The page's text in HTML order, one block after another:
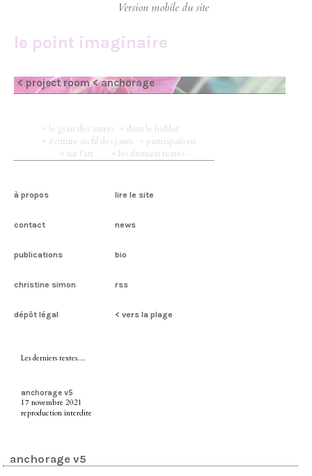
le point imaginaire
< project room< anchorage
< le goût des autres < dans le hublot
< écriture au fil des jours
< participations
< sur l’art
< les derniers textes
à propos lire le site
contact news
publications bio
christine simon rss
dépôt légal < vers la plage
Les derniers textes…
anchorage v5
17 novembre 2021
reproduction interdite
anchorage v5